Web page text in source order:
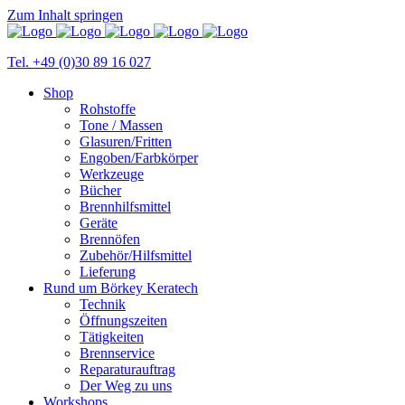
Zum Inhalt springen
Tel. +49 (0)30 89 16 027
Shop
Rohstoffe
Tone / Massen
Glasuren/Fritten
Engoben/Farbkörper
Werkzeuge
Bücher
Brennhilfsmittel
Geräte
Brennöfen
Zubehör/Hilfsmittel
Lieferung
Rund um Börkey Keratech
Technik
Öffnungszeiten
Tätigkeiten
Brennservice
Reparaturauftrag
Der Weg zu uns
Workshops